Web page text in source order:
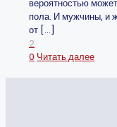
вероятностью
пола. И мужчины, и
от […]
2
0 Читать далее